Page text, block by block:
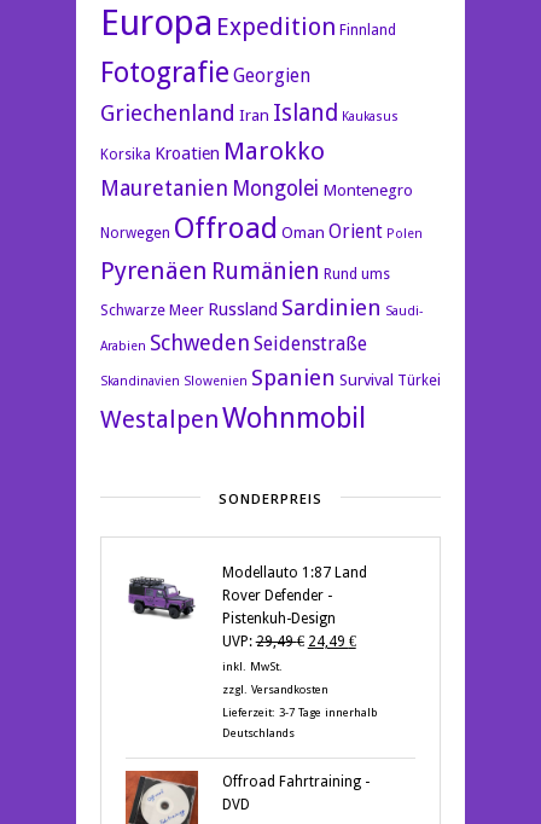
Europa Expedition Finnland
Fotografie Georgien
Griechenland Iran Island Kaukasus
Korsika Kroatien Marokko
Mauretanien Mongolei Montenegro
Norwegen Offroad Oman Orient Polen
Pyrenäen Rumänien Rund ums
Schwarze Meer Russland Sardinien Saudi-
Arabien Schweden Seidenstraße
Skandinavien Slowenien Spanien Survival Türkei
WestalpenWohnmobil
SONDERPREIS
Modellauto 1:87 Land
Rover Defender -
Pistenkuh-Design
UVP: 29,49€ Ursprünglicher
war:
29,49 €
24,49 €Aktueller
24,49 €.
inkl. MwSt.
zzgl. Versandkosten
Lieferzeit: 3-7 Tage innerhalb
Deutschlands
Offroad Fahrtraining -
DVD